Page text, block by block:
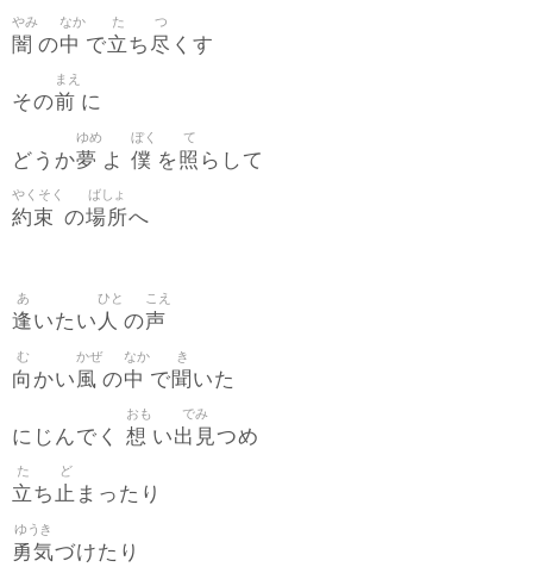
闇
やみ
の中
なか
で立
た
ち 尽
つ
くす
その前
まえ
に
どうか夢
ゆめ
よ 僕
ぼく
を照
て
らして
約束
やくそく
の場所
ばしょ
へ
逢
あ
いたい 人
ひと
の声
こえ
向
む
かい 風
かぜ
の中
なか
で聞
き
いた
にじんでく 想
おも
い出見
でみ
つめ
立
た
ち止
ど
まったり
勇気
ゆうき
づけたり